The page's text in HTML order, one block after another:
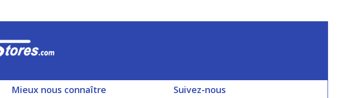
Mieux nous connaître Suivez-nous